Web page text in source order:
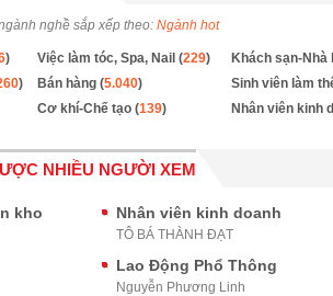
nghề sắp xếp theo: Ngành hot
) Việc làm tóc, Spa, Nail (229)
Khách sạn-Nhà
) Bán hàng (5.040)
Sinh viên làm
Cơ khí-Chế tạo (139) Nhân viên kinh
NHIỀU NGƯỜI XEM
kho Nhân viên kinh doanh
TÔ BÁ THÀNH ĐẠT
Lao Động Phổ Thông
Nguyễn Phương Linh